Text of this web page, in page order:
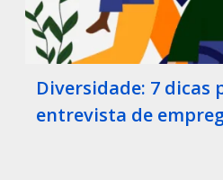
Diversidade: 7 dicas
entrevista de